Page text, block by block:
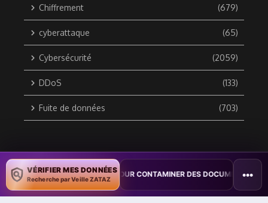
Chiffrement (679)
cyberattaque (65)
Cybersécurité (2059)
DDoS (133)
Fuite de données (703)
Copyright © 2010 / 2026 DATA SECURITY BREACH - Groupe
ZATAZ Média
VÉRIFIER MES DONNÉES
Recherche par Veille ZATAZ
POUR CONTAMINER DES DOCUMENTS • TAÏWAN TESTE UNE
•••